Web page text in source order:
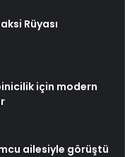
Rüyası
için modern
ailesiyle görüştü